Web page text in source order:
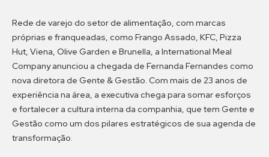
Rede de varejo do setor de alimentação, com marcas
próprias e franqueadas, como Frango Assado, KFC, Pizza
Hut, Viena, Olive Garden e Brunella, a International Meal
Company anunciou a chegada de Fernanda Fernandes como
nova diretora de Gente & Gestão. Com mais de 23 anos de
experiência na área, a executiva chega para somar esforços
e fortalecer a cultura interna da companhia, que tem Gente e
Gestão como um dos pilares estratégicos de sua agenda de
transformação.